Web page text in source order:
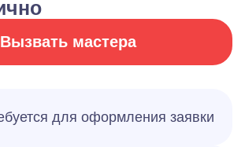
Вызвать мастера
для оформления заявки